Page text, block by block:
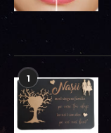
1